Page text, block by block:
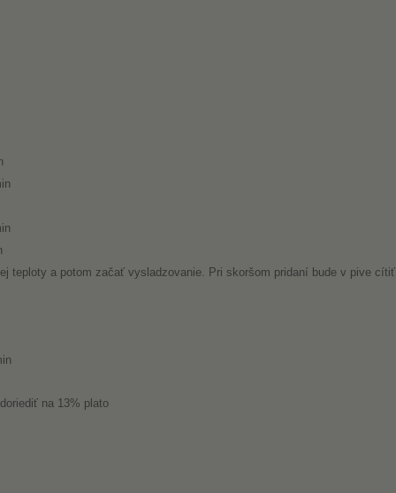
teploty a potom začať vysladzovanie. Pri skoršom pridaní bude v pive cítiť
na 13% plato